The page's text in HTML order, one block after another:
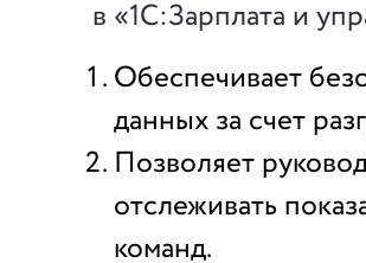
в «1С:Зарплата и
Обеспечивает
данных за счет
Позволяет
отслеживать
команд.